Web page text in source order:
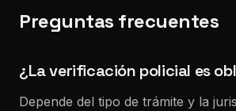
Preguntas frecuentes
¿La verificación policial es
Depende del tipo de trámite y la